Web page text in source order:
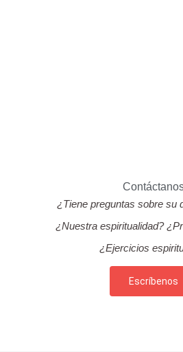
¿Tiene preguntas sobre su
¿Nuestra espiritualidad?
¿Ejercicios
Escríbenos